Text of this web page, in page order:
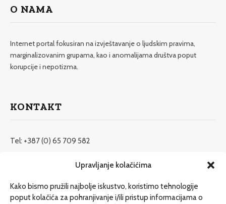
Upravljanje kolačićima
Kako bismo pružili najbolje iskustvo, koristimo tehnologije
poput kolačića za pohranjivanje i/ili pristup informacijama o
O NAMA
Internet portal fokusiran na izvještavanje o ljudskim pravima,
marginalizovanim grupama, kao i anomalijama društva poput
korupcije i nepotizma.
KONTAKT
Tel: +387 (0) 65 709 582
redakcija@etrafika.net